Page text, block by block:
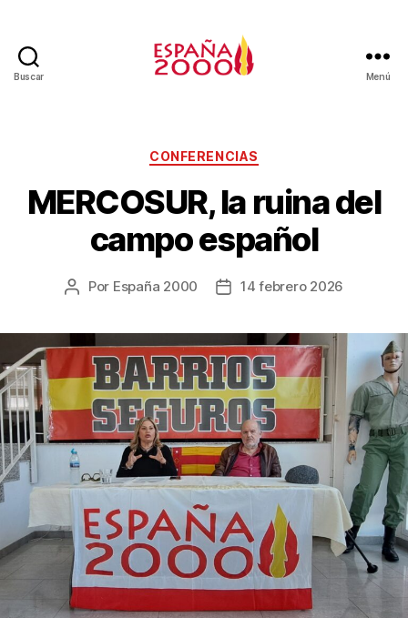
Buscar Menú
CONFERENCIAS
MERCOSUR, la ruina del
campo español
Por España 2000 14 febrero 2026